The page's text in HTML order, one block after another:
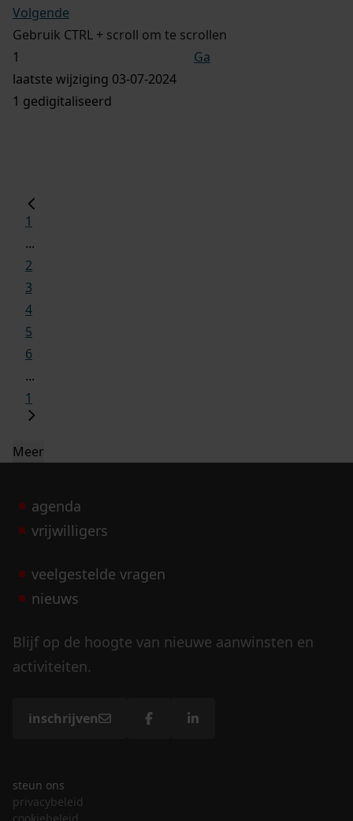
Volgende
Gebruik CTRL + scroll om te scrollen
Ga
laatste wijziging 03-07-2024
1 gedigitaliseerd
1
...
2
3
4
5
6
...
1
Meer
agenda
vrijwilligers
veelgestelde vragen
nieuws
Blijf op de hoogte van nieuwe aanwinsten en
activiteiten.
inschrijven
steun ons
privacybeleid
cookiebeleid